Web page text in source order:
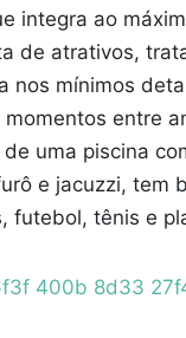
integra ao
de atrativos,
nos mínimos
entre
uma piscina
e jacuzzi, tem
futebol, tênis e